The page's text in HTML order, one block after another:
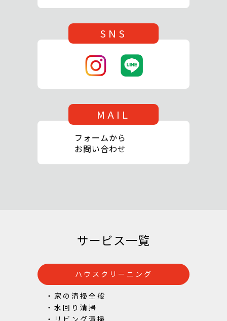
SNS
MAIL
フォームから
お問い合わせ
サービス一覧
ハウスクリーニング
・家の清掃全般
・水回り清掃